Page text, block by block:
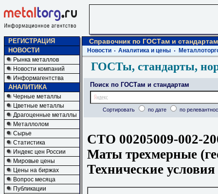
РЕГИСТРАЦИЯ
НОВОСТИ
Рынка металлов
Новости компаний
Информагентства
АНАЛИТИКА
Черные металлы
Цветные металлы
Драгоценные металлы
Металлолом
Сырье
Статистика
Индекс цен России
Мировые цены
Цены на биржах
Вопрос месяца
Публикации
Справочник по ГОСТам и стандартам
Новости Аналитика и цены
ГОСТы, стандарты,
Поиск по ГОСТам и стандартам
Сортировать по дате по
СТО 00205009-002-
Маты трехмерные
Технические условия